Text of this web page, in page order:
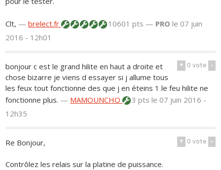
Clt, —brelect.fr 10601 pts — PRO le 07 juin
2016 - 12h01
+ 0vote -
bonjour c est le grand hilite en haut a droite et
chose bizarre je viens d essayer si j allume tous
les feux tout fonctionne des que j en éteins 1 le feu hilite ne
fonctionne plus. — MAMOUNCHO 3 ptsle 07 juin 2016 -
12h35
+ 0vote -
Re Bonjour,
Contrôlez les relais sur la platine de puissance.